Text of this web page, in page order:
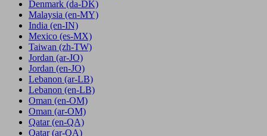
Denmark (da-DK)
Malaysia (en-MY)
India (en-IN)
Mexico (es-MX)
Taiwan (zh-TW)
Jordan (ar-JO)
Jordan (en-JO)
Lebanon (ar-LB)
Lebanon (en-LB)
Oman (en-OM)
Oman (ar-OM)
Qatar (en-QA)
Qatar (ar-QA)